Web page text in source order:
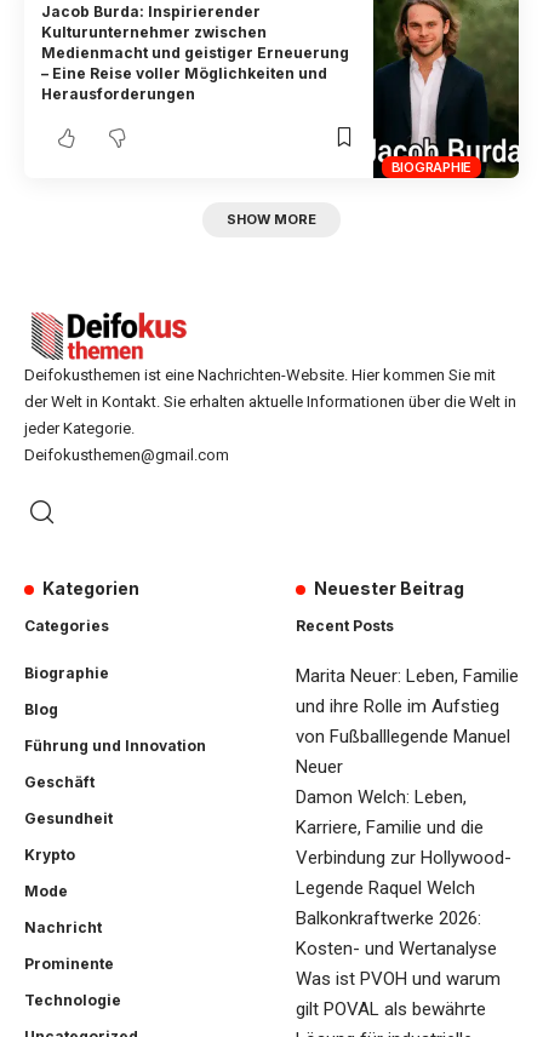
BIOGRAPHIE
Jacob Burda: Inspirierender
Kulturunternehmer zwischen
Medienmacht und geistiger Erneuerung
– Eine Reise voller Möglichkeiten und
Herausforderungen
SHOW MORE
Deifokusthemen ist eine Nachrichten-Website. Hier kommen Sie mit
der Welt in Kontakt. Sie erhalten aktuelle Informationen über die Welt in
jeder Kategorie.
Deifokusthemen@gmail.com
Kategorien
Categories
Biographie
Blog
Führung und Innovation
Geschäft
Gesundheit
Krypto
Mode
Nachricht
Prominente
Technologie
Neuester Beitrag
Recent Posts
Marita Neuer: Leben, Familie
und ihre Rolle im Aufstieg
von Fußballlegende Manuel
Neuer
Damon Welch: Leben,
Karriere, Familie und die
Verbindung zur Hollywood-
Legende Raquel Welch
Balkonkraftwerke 2026:
Kosten- und Wertanalyse
Was ist PVOH und warum
gilt POVAL als bewährte